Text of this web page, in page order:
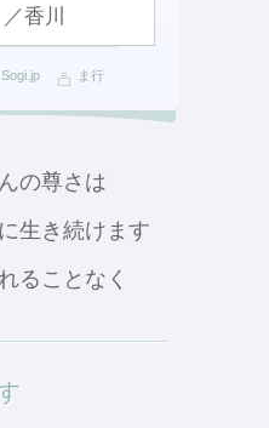
香川
Sogi.jp ま行
の尊さは
生き続けます
ることなく